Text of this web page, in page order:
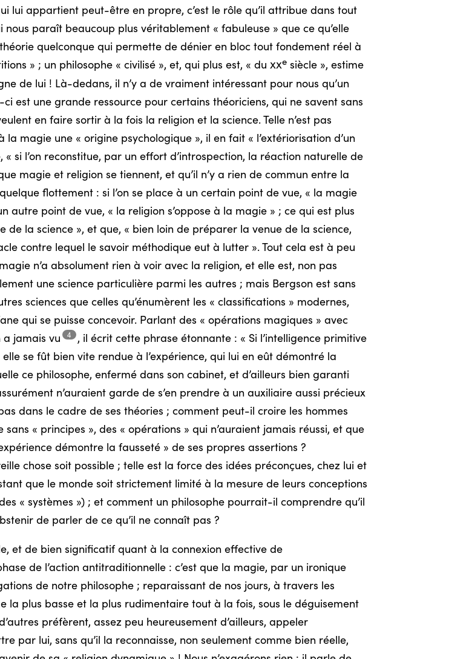
lui appartient peut-être en propre, c’est le rôle qu’il attribue dans tout
paraît beaucoup plus véritablement « fabuleuse » que ce qu’elle
quelconque qui permette de dénier en bloc tout fondement réel à
» ; un philosophe « civilisé », et, qui plus est, « du xxe siècle », estime
de lui ! Là-dedans, il n’y a de vraiment intéressant pour nous qu’un
est une grande ressource pour certains théoriciens, qui ne savent sans
en faire sortir à la fois la religion et la science. Telle n’est pas
magie une « origine psychologique », il en fait « l’extériorisation d’un
si l’on reconstitue, par un effort d’introspection, la réaction naturelle de
magie et religion se tiennent, et qu’il n’y a rien de commun entre la
flottement : si l’on se place à un certain point de vue, « la magie
point de vue, « la religion s’oppose à la magie » ; ce qui est plus
de la science », et que, « bien loin de préparer la venue de la science,
contre lequel le savoir méthodique eut à lutter ». Tout cela est à peu
n’a absolument rien à voir avec la religion, et elle est, non pas
une science particulière parmi les autres ; mais Bergson est sans
sciences que celles qu’énumèrent les « classifications » modernes,
qui se puisse concevoir. Parlant des « opérations magiques » avec
a jamais vu 4 , il écrit cette phrase étonnante : « Si l’intelligence primitive
se fût bien vite rendue à l’expérience, qui lui en eût démontré la
ce philosophe, enfermé dans son cabinet, et d’ailleurs bien garanti
n’auraient garde de s’en prendre à un auxiliaire aussi précieux
dans le cadre de ses théories ; comment peut-il croire les hommes
« principes », des « opérations » qui n’auraient jamais réussi, et que
démontre la fausseté » de ses propres assertions ?
chose soit possible ; telle est la force des idées préconçues, chez lui et
que le monde soit strictement limité à la mesure de leurs conceptions
« systèmes ») ; et comment un philosophe pourrait-il comprendre qu’il
de parler de ce qu’il ne connaît pas ?
et de bien significatif quant à la connexion effective de
de l’action antitraditionnelle : c’est que la magie, par un ironique
de notre philosophe ; reparaissant de nos jours, à travers les
la plus basse et la plus rudimentaire tout à la fois, sous le déguisement
préfèrent, assez peu heureusement d’ailleurs, appeler
par lui, sans qu’il la reconnaisse, non seulement comme bien réelle,